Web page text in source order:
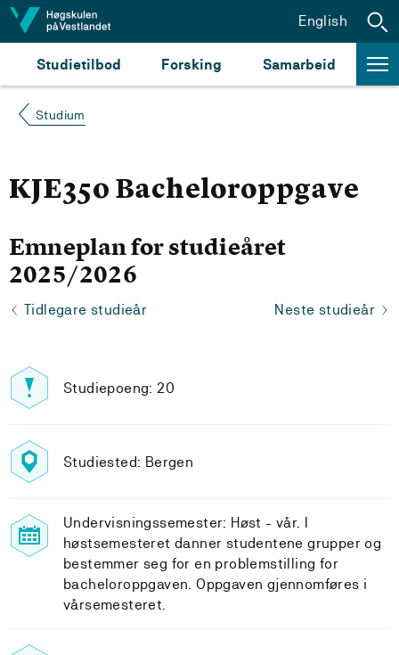
Hopp til innhald
Studietilbod Forsking Samarbeid
English
Studium
KJE350 Bacheloroppgave
Emneplan for studieåret
2025/2026
Tidlegare studieår Neste studieår
Studiepoeng: 20
Studiested: Bergen
Undervisningssemester: Høst - vår. I
høstsemesteret danner studentene grupper og
bestemmer seg for en problemstilling for
bacheloroppgaven. Oppgaven gjennomføres i
vårsemesteret.